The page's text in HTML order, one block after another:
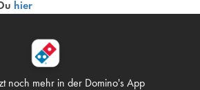
hier
noch mehr in der Domino's App